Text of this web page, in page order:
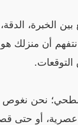
الخبرة،
أن منزلك هو
نحن نغوص
أو حتى